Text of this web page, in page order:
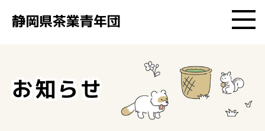
静岡県茶業青年団
加盟企業検索
お知らせ